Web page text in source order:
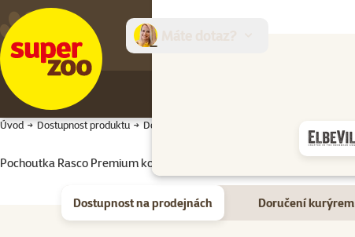
Úvod Dostupnost produktu Dostupnost produktu
Pochoutka Rasco Premium kosti obalené kuřecím masem 500g
Dostupnost na prodejnách Doručení kurýrem